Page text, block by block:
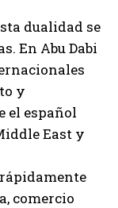
dualidad se
En Abu Dabi
y
el español
East y
comercio